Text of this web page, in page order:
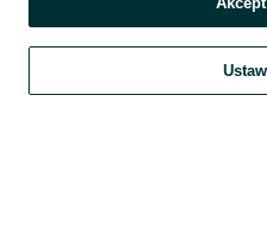
Szukaj Obserwujesz